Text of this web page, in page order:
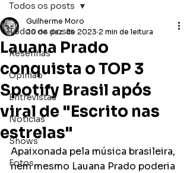
Todos os posts
Resenhas
Opinião
Entrevistas
Notícias
Shows
Fotos
Todos os posts
Lauana Prado
conquista o TOP 3
Spotify Brasil após
viral de "Escrito nas
estrelas"
Guilherme Moro
20 de dez. de 2023 2 min de leitura
Apaixonada pela música brasileira,
nem mesmo Lauana Prado poderia